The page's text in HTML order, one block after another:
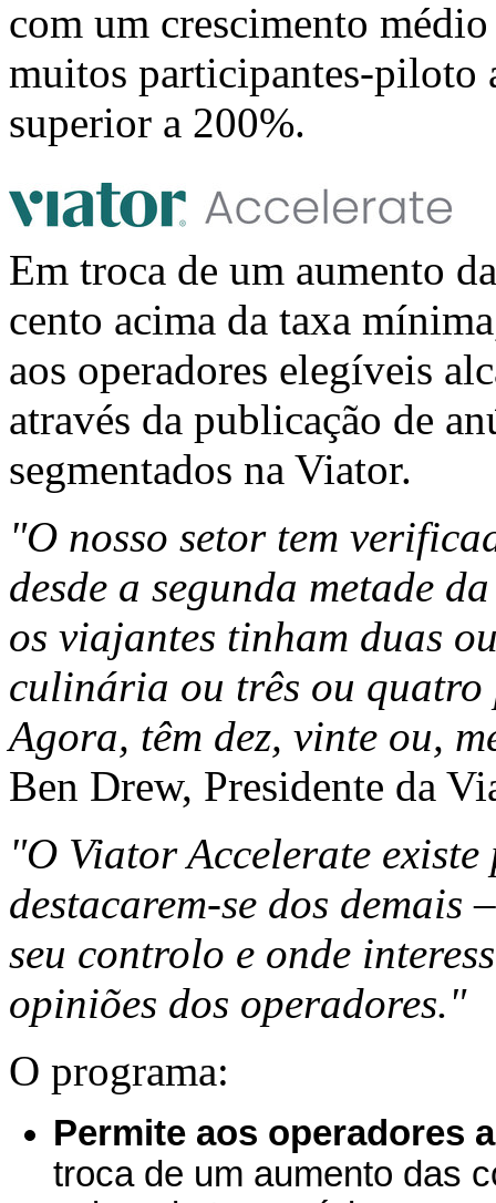
com um crescimento
muitos participantes-piloto
superior a 200%.
Em troca de um aumento
cento acima da taxa
aos operadores elegíveis
através da publicação de
segmentados na Viator.
"O nosso setor tem
desde a segunda metade
os viajantes tinham duas
culinária ou três ou
Agora, têm dez, vinte ou,
Ben Drew, Presidente da
"O Viator Accelerate
destacarem-se dos demais
seu controlo e onde
opiniões dos operadores."
O programa:
Permite aos operadores
troca de um aumento das